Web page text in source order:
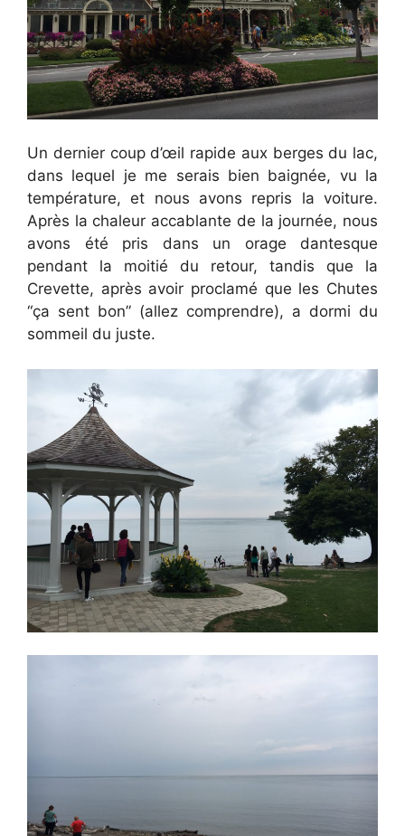
Un dernier coup d’œil rapide aux berges du lac,
dans lequel je me serais bien baignée, vu la
température, et nous avons repris la voiture.
Après la chaleur accablante de la journée, nous
avons été pris dans un orage dantesque
pendant la moitié du retour, tandis que la
Crevette, après avoir proclamé que les Chutes
“ça sent bon” (allez comprendre), a dormi du
sommeil du juste.